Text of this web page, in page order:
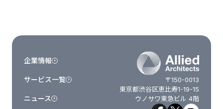
〒150-0013
東京都渋谷区恵比寿1-19-15
ウノサワ東急ビル 4階
企業情報
サービス一覧
ニュース